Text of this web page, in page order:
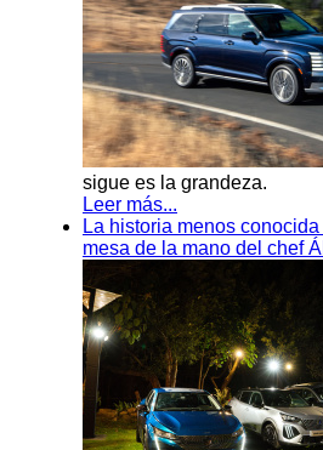
sigue es la grandeza.
Leer más...
La historia menos
mesa de la mano del chef